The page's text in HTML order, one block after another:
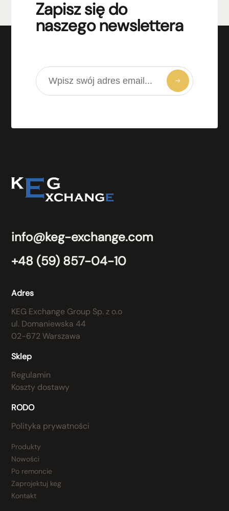
Zapisz się do
naszego newslettera
info@keg-exchange.com
+48 (59) 857-04-10
Adres
KEG Exchange Group Sp. z o.o
ul. Domaniewska 44
02-672 Warszawa
Sklep
Regulamin
Koszty dostawy
RODO
Polityka prywatności
Produkty
Nowości
Po remoncie
Zaprojektuj keg
Kontakt